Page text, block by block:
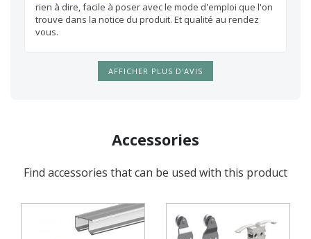
rien à dire, facile à poser avec le mode d'emploi que l'on
trouve dans la notice du produit. Et qualité au rendez
vous.
AFFICHER PLUS D'AVIS
Accessories
Find accessories that can be used with this product